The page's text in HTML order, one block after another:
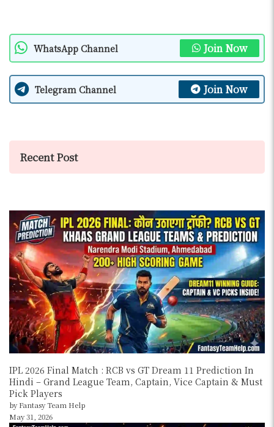
WhatsApp Channel Join Now
Telegram Channel Join Now
Recent Post
IPL 2026 Final Match : RCB vs GT Dream 11 Prediction In
Hindi – Grand League Team, Captain, Vice Captain & Must
Pick Players
by Fantasy Team Help
May 31, 2026